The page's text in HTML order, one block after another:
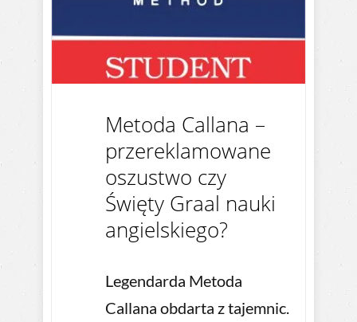
Metoda Callana –
przereklamowane
oszustwo czy
Święty Graal nauki
angielskiego?
Legendarda Metoda
Callana obdarta z tajemnic.